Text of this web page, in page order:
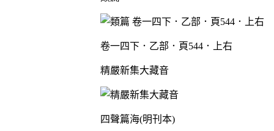
卷一四下．乙部．頁544．上右
精嚴新集大藏音
四聲篇海(明刊本)